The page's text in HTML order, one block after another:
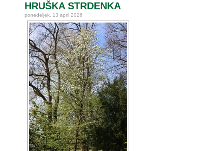
HRUŠKA STRDENKA
ponedeljek, 13 april 2026